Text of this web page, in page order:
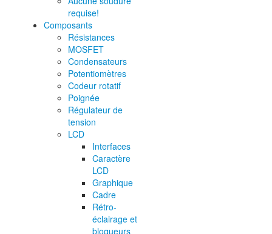
requise!
Composants
Résistances
MOSFET
Condensateurs
Potentiomètres
Codeur rotatif
Poignée
Régulateur de
tension
LCD
Interfaces
Caractère
LCD
Graphique
Cadre
Rétro-
éclairage et
bloqueurs